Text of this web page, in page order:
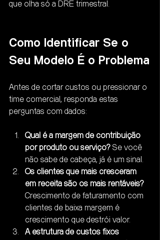
que olha só a DRE trimestral.
Como Identificar Se o
Seu Modelo É o Problema
Antes de cortar custos ou pressionar o
time comercial, responda estas
perguntas com dados:
Qual é a margem de contribuição
por produto ou serviço? Se você
não sabe de cabeça, já é um sinal.
Os clientes que mais cresceram
em receita são os mais rentáveis?
Crescimento de faturamento com
clientes de baixa margem é
crescimento que destrói valor.
A estrutura de custos fixos